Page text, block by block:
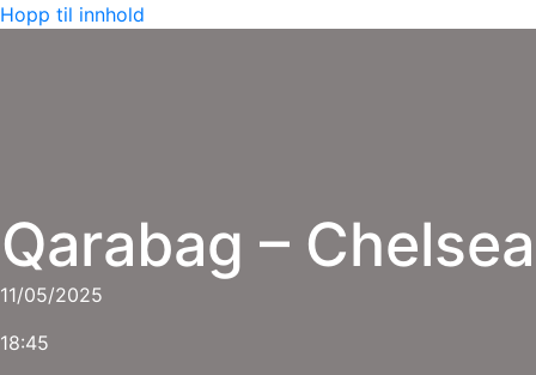
Hopp til innhold
Qarabag – Chelsea
11/05/2025
18:45